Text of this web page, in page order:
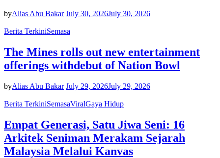
byAlias Abu Bakar July 30, 2026July 30, 2026
Berita TerkiniSemasa
The Mines rolls out new entertainment
offerings withdebut of Nation Bowl
byAlias Abu Bakar July 29, 2026July 29, 2026
Berita TerkiniSemasaViralGaya Hidup
Empat Generasi, Satu Jiwa Seni: 16
Arkitek Seniman Merakam Sejarah
Malaysia Melalui Kanvas